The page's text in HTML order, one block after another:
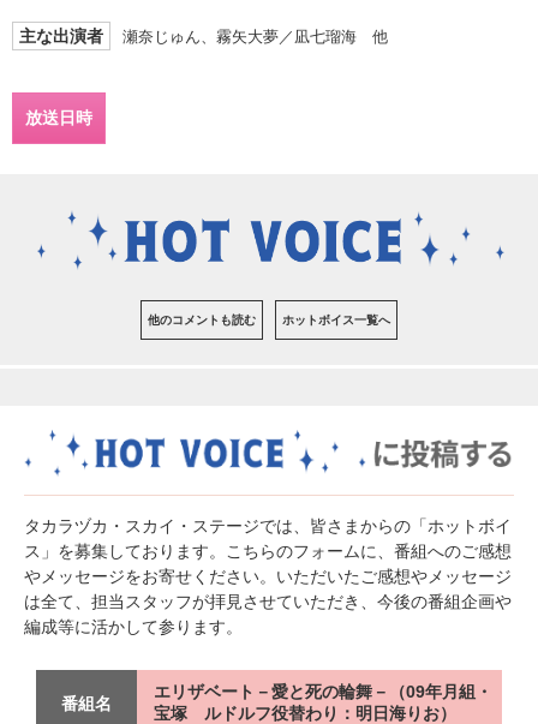
主な出演者 瀬奈じゅん、霧矢大夢／凪七瑠海 他
放送日時
他のコメントも読む ホットボイス一覧へ
タカラヅカ・スカイ・ステージでは、皆さまからの「ホットボイ
ス」を募集しております。こちらのフォームに、番組へのご感想
やメッセージをお寄せください。いただいたご感想やメッセージ
は全て、担当スタッフが拝見させていただき、今後の番組企画や
編成等に活かして参ります。
番組名
エリザベート－愛と死の輪舞－（09年月組・
宝塚 ルドルフ役替わり：明日海りお）